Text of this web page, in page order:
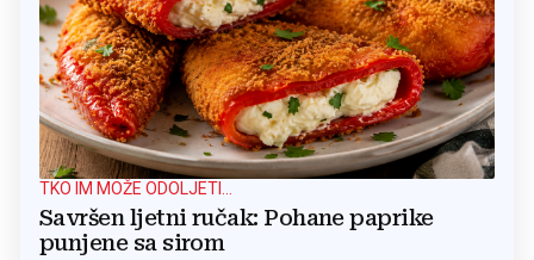
TKO IM MOŽE ODOLJETI...
Savršen ljetni ručak: Pohane paprike
punjene sa sirom